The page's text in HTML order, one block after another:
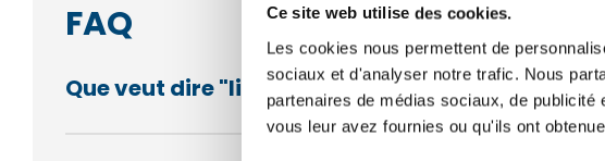
Ce site web utilise des cookies.
Les cookies nous permettent de
sociaux et d'analyser notre trafic. Nous
partenaires de médias sociaux, de
vous leur avez fournies ou qu'ils ont
FAQ
Que veut dire "livraison devant le portail" ?